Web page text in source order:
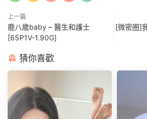
上一篇
鹿八歲baby – 醫生和護士
[65P1V-1.90G]
[微密圈]
猜你喜歡